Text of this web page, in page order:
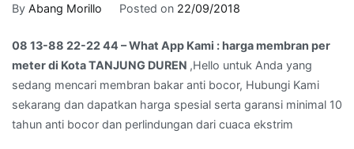
08
88
22-
22
44
–
By Abang Morillo Posted on 22/09/2018
08 13-88 22-22 44 – What App Kami : harga membran per
meter di Kota TANJUNG DUREN ,Hello untuk Anda yang
sedang mencari membran bakar anti bocor, Hubungi Kami
sekarang dan dapatkan harga spesial serta garansi minimal 10
tahun anti bocor dan perlindungan dari cuaca ekstrim